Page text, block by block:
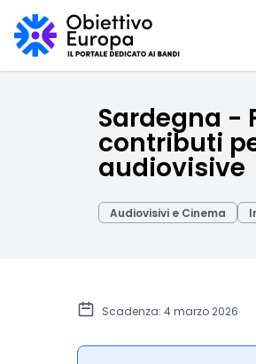
Sardegna -
contributi
audiovisive
Audiovisivi e Cinema
Scadenza: 4 marzo 2026